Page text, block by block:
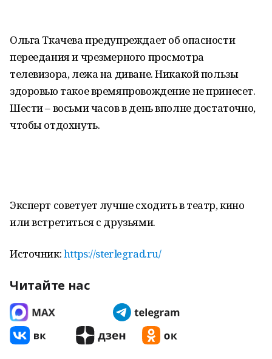
Ольга Ткачева предупреждает об опасности
переедания и чрезмерного просмотра
телевизора, лежа на диване. Никакой пользы
здоровью такое времяпровождение не принесет.
Шести – восьми часов в день вполне достаточно,
чтобы отдохнуть.
Эксперт советует лучше сходить в театр, кино
или встретиться с друзьями.
Источник:https://sterlegrad.ru/
Читайте нас